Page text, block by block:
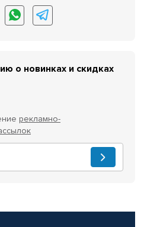
о новинках и скидках
рекламно-